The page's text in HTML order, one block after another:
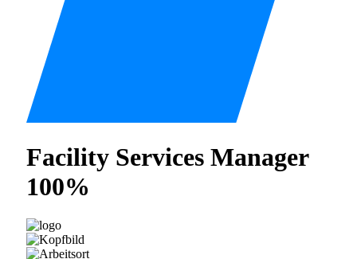
Verkauf, Handel, Kundenberatung,